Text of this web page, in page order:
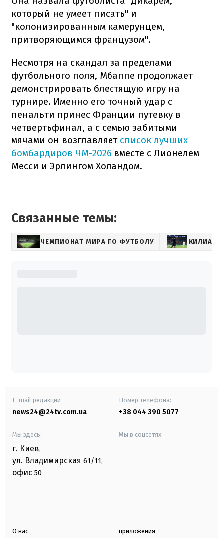
который не умеет писать" и
"колонизированным камерунцем,
притворяющимся французом".
Несмотря на скандал за пределами
футбольного поля, Мбаппе продолжает
демонстрировать блестящую игру на
турнире. Именно его точный удар с
пенальти принес Франции путевку в
четвертьфинал, а с семью забитыми
мячами он возглавляет список лучших
бомбардиров ЧМ-2026 вместе с Лионелем
Месси и Эрлингом Холандом.
Связанные темы:
ЧЕМПИОНАТ МИРА ПО ФУТБОЛУ КИЛИАН
E-mail редакции
news24@24tv.com.ua
Номер телефона:
+38 044 390 5077
Мы здесь:
г. Киев,
ул. Владимирская 61/11,
офис 50
Мы в соцсетях:
О нас приложения